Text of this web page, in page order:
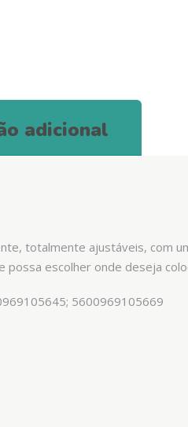
adicional
totalmente ajustáveis, com
escolher onde deseja
5600969105669